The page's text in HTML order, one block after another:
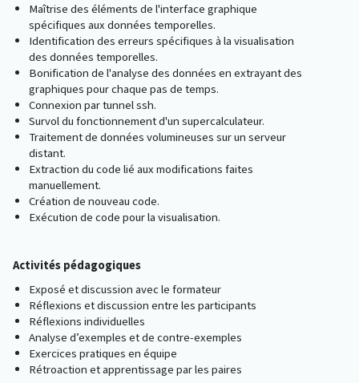
Maîtrise des éléments de l'interface graphique
spécifiques aux données temporelles.
Identification des erreurs spécifiques à la visualisation
des données temporelles.
Bonification de l'analyse des données en extrayant des
graphiques pour chaque pas de temps.
Connexion par tunnel ssh.
Survol du fonctionnement d'un supercalculateur.
Traitement de données volumineuses sur un serveur
distant.
Extraction du code lié aux modifications faites
manuellement.
Création de nouveau code.
Exécution de code pour la visualisation.
Activités pédagogiques
Exposé et discussion avec le formateur
Réflexions et discussion entre les participants
Réflexions individuelles
Analyse d’exemples et de contre-exemples
Exercices pratiques en équipe
Rétroaction et apprentissage par les paires